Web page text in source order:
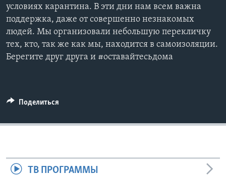
условиях карантина. В эти дни нам всем важна
поддержка, даже от совершенно незнакомых
людей. Мы организовали небольшую перекличку
тех, кто, так же как мы, находится в самоизоляции.
Берегите друг друга и #оставайтесьдома
Поделиться
ТВ ПРОГРАММЫ